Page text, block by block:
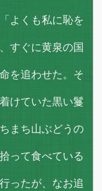
よくも私に恥を
すぐに黄泉の国
を追わせた。そ
けていた黒い鬘
まち山ぶどうの
って食べている
ったが、なお追